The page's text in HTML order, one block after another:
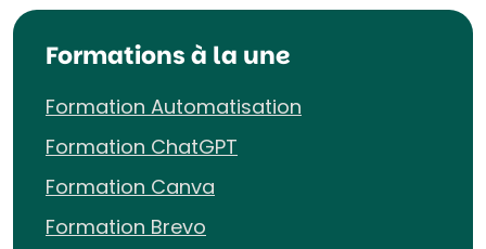
Formations à la une
Formation Automatisation
Formation ChatGPT
Formation Canva
Formation Brevo